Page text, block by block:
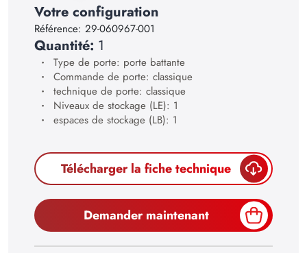
19
20
25
26
27
28
Votre configuration
Référence: 29-060967-001
Quantité: 1
Type de porte: porte battante
Commande de porte: classique
technique de porte: classique
Niveaux de stockage (LE): 1
espaces de stockage (LB): 1
Télécharger la fiche technique
Demander maintenant